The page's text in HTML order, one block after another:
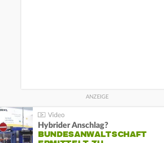
Hybrider Anschlag?
BUNDESANWALTSCHAFT